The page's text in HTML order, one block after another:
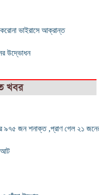
ভাইরাসে আক্রান্ত
উদ্ভোধন
খবর
৯৭৫ জন শনাক্ত ,প্রাণ গেল ২১
আট